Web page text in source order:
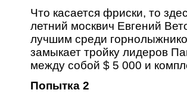
Что касается фриски, то
летний москвич Евгений
лучшим среди
замыкает тройку лидеров
между собой $ 5 000 и
Попытка 2